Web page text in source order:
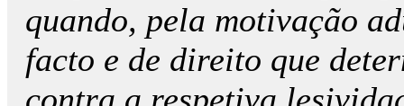
quando, pela motivação
facto e de direito que